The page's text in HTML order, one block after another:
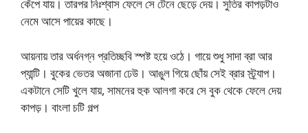
কেঁপে যায়। তারপর নিঃশ্বাস ফেলে সে টেনে ছেড়ে দেয়। সুতির কাপড়টাও
নেমে আসে পায়ের কাছে।
আয়নায় তার অর্ধনগ্ন প্রতিচ্ছবি স্পষ্ট হয়ে ওঠে। গায়ে শুধু সাদা ব্রা আর
প্যান্টি। বুকের ভেতর অজানা ঢেউ। আঙুল গিয়ে ছোঁয় সেই ব্রার স্ট্র্যাপ।
একটানে সেটি খুলে যায়, সামনের হুক আলগা করে সে বুক থেকে ফেলে দেয়
কাপড়। বাংলা চটি গল্প